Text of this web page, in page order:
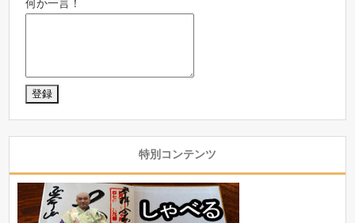
何か一言！
特別コンテンツ